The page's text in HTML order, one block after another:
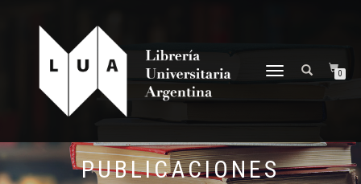
NAVEGACIÓN
0
PUBLICACIONES